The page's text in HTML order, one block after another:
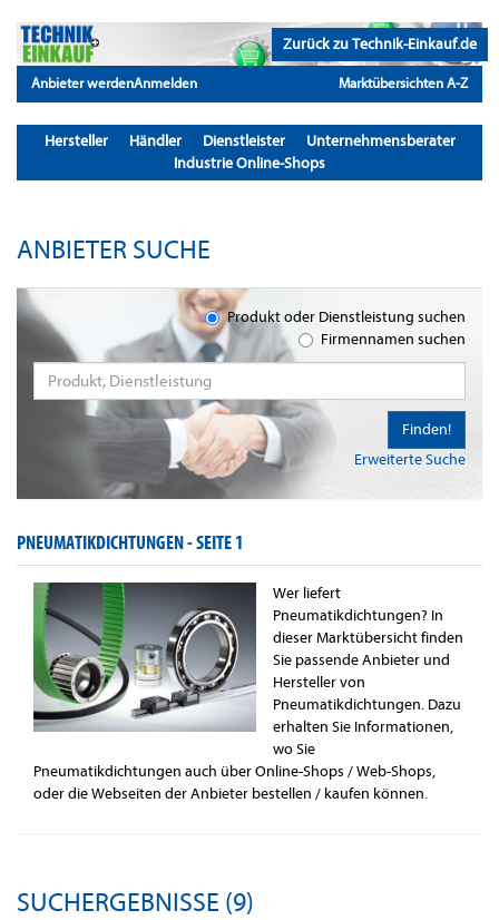
Zurück zu Technik-Einkauf.de
Anbieter werdenAnmelden Marktübersichten A-Z
Hersteller Händler Dienstleister
Unternehmensberater
Industrie Online-Shops
ANBIETER SUCHE
Produkt oder Dienstleistung suchen
Firmennamen suchen
Erweiterte Suche
Finden!
PNEUMATIKDICHTUNGEN -SEITE 1
Wer liefert
Pneumatikdichtungen? In
dieser Marktübersicht finden
Sie passende Anbieter und
Hersteller von
Pneumatikdichtungen. Dazu
erhalten Sie Informationen,
wo Sie
Pneumatikdichtungen auch über Online-Shops / Web-Shops,
oder die Webseiten der Anbieter bestellen / kaufen können.
SUCHERGEBNISSE (9)